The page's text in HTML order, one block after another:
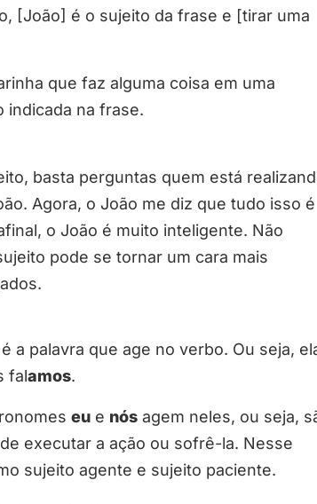
[João] é o sujeito da frase e [tirar uma
que faz alguma coisa em uma
indicada na frase.
basta perguntas quem está
Agora, o João me diz que tudo isso é
o João é muito inteligente. Não
pode se tornar um cara mais
a palavra que age no verbo. Ou seja,
falamos.
eu e nós agem neles, ou seja,
executar a ação ou sofrê-la. Nesse
sujeito agente e sujeito paciente.